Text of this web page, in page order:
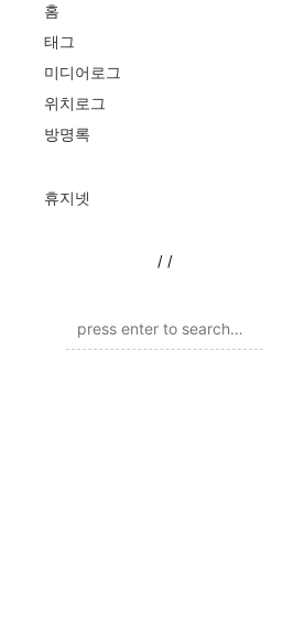
홈
태그
미디어로그
위치로그
방명록
휴지넷
/ /